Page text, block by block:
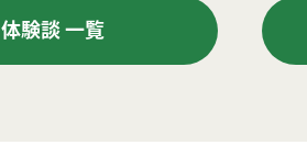
体験談 一覧